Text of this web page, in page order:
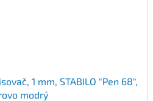
1 mm, STABILO "Pen 68",
modrý